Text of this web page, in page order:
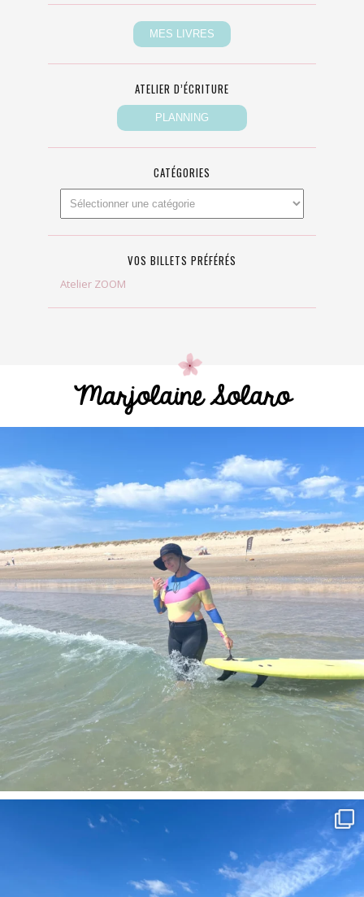
ATELIER D’ÉCRITURE
CATÉGORIES
VOS BILLETS PRÉFÉRÉS
Atelier ZOOM
Marjolaine Solaro